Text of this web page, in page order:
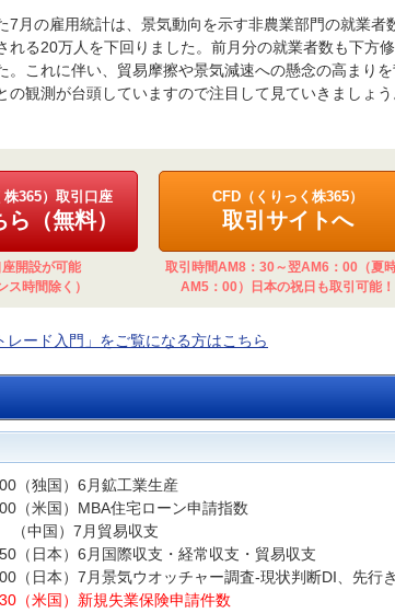
7月の雇用統計は、景気動向を示す非農業部門の就業
れる20万人を下回りました。前月分の就業者数も下方
。これに伴い、貿易摩擦や景気減速への懸念の高まり
の観測が台頭していますので注目して見ていきましょ
365）取引口座
（無料）
開設が可能
ス時間除く）
CFD（くりっく株365）
取引サイトへ
取引時間AM8：30～翌AM6：00（夏
AM5：00）日本の祝日も取引可能！
レード入門」をご覧になる方はこちら
（独国）6月鉱工業生産
（米国）MBA住宅ローン申請指数
中国）7月貿易収支
（日本）6月国際収支・経常収支・貿易収支
（日本）7月景気ウオッチャー調査-現状判断DI、先行
（米国）新規失業保険申請件数